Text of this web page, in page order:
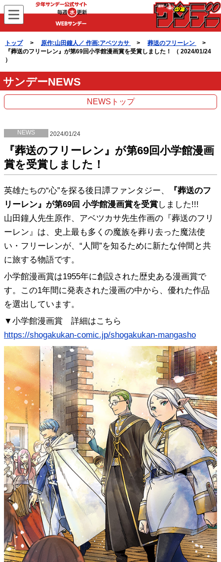
WEBサンデー
トップ> 原作:山田鐘人／ 作画:アベツカサ > 葬送のフリーレン
>
『葬送のフリーレン』が第69回小学館漫画賞を受賞しました！ （ 2024/01/24
）
サンデーNEWS
NEWSトップ
NEWS 2024/01/24
『葬送のフリーレン』が第69回小学館漫画
賞を受賞しました！
英雄たちの“心”を探る後日譚ファンタジー、
『葬送のフ
リーレン』が第69回 小学館漫画賞を受賞しました!!!
山田鐘人先生原作、アベツカサ先生作画の『葬送のフリ
ーレン』は、史上最も多くの魔族を葬り去った魔法使
い・フリーレンが、“人間”を知るために新たな仲間と共
に旅する物語です。
小学館漫画賞は1955年に創設された歴史ある漫画賞で
す。この1年間に発表された漫画の中から、優れた作品
を選出しています。
▼小学館漫画賞 詳細はこちら
https://shogakukan-comic.jp/shogakukan-mangasho